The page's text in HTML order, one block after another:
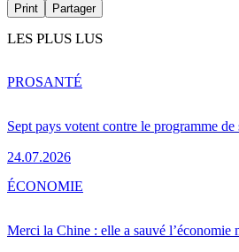
Print Partager
LES PLUS LUS
Sept pays votent contre le programme
24.07.2026
PROSANTÉ
Merci la Chine : elle a sauvé l’économie
ÉCONOMIE